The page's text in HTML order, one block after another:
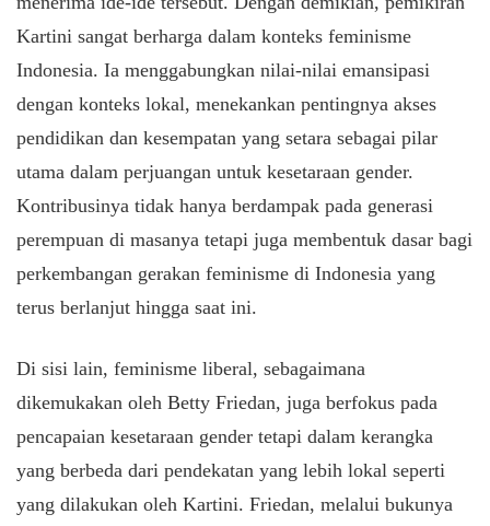
Kartini sangat berharga dalam konteks feminisme
Indonesia. Ia menggabungkan nilai-nilai emansipasi
dengan konteks lokal, menekankan pentingnya akses
pendidikan dan kesempatan yang setara sebagai pilar
utama dalam perjuangan untuk kesetaraan gender.
Kontribusinya tidak hanya berdampak pada generasi
perempuan di masanya tetapi juga membentuk dasar bagi
perkembangan gerakan feminisme di Indonesia yang
terus berlanjut hingga saat ini.
Di sisi lain, feminisme liberal, sebagaimana
dikemukakan oleh Betty Friedan, juga berfokus pada
pencapaian kesetaraan gender tetapi dalam kerangka
yang berbeda dari pendekatan yang lebih lokal seperti
yang dilakukan oleh Kartini. Friedan, melalui bukunya